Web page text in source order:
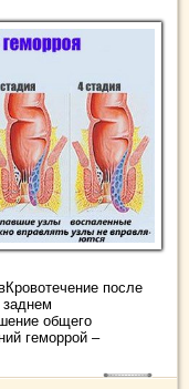
после
общего
геморрой –